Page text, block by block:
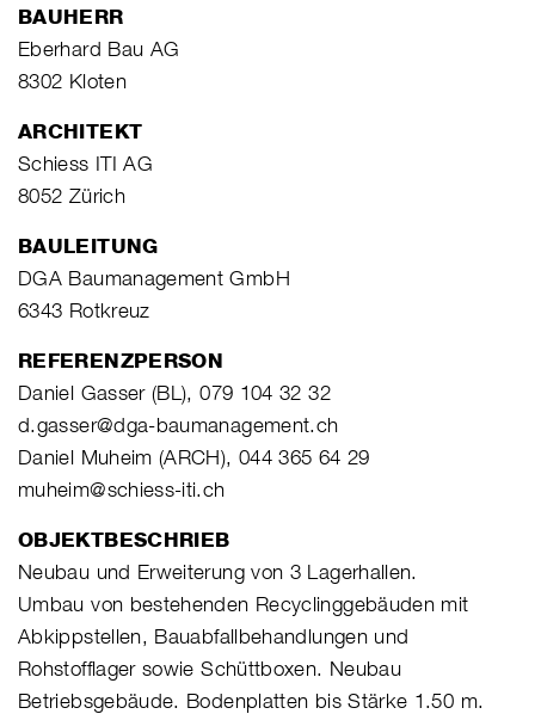
BAUHERR
Eberhard Bau AG
8302 Kloten
ARCHITEKT
Schiess ITI AG
8052 Zürich
BAULEITUNG
DGA Baumanagement GmbH
6343 Rotkreuz
REFERENZPERSON
Daniel Gasser (BL), 079 104 32 32
d.gasser@dga-baumanagement.ch
Daniel Muheim (ARCH), 044 365 64 29
muheim@schiess-iti.ch
OBJEKTBESCHRIEB
Neubau und Erweiterung von 3 Lagerhallen.
Umbau von bestehenden Recyclinggebäuden mit
Abkippstellen, Bauabfallbehandlungen und
Rohstofflager sowie Schüttboxen. Neubau
Betriebsgebäude. Bodenplatten bis Stärke 1.50 m.